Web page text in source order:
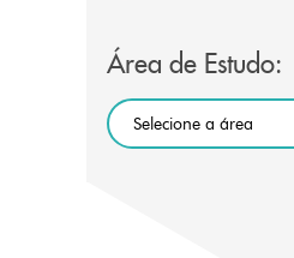
Área de Estudo:
Selecione a área